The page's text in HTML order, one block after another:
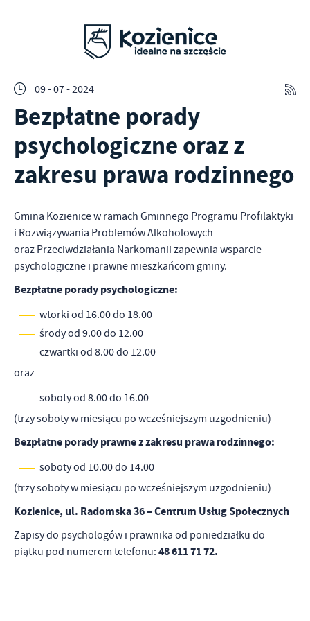
09 - 07 - 2024
Bezpłatne porady
psychologiczne oraz z
zakresu prawa rodzinnego
Gmina Kozienice w ramach Gminnego Programu Profilaktyki
i Rozwiązywania Problemów Alkoholowych
oraz Przeciwdziałania Narkomanii zapewnia wsparcie
psychologiczne i prawne mieszkańcom gminy.
Bezpłatne porady psychologiczne:
wtorki od 16.00 do 18.00
środy od 9.00 do 12.00
czwartki od 8.00 do 12.00
oraz
soboty od 8.00 do 16.00
(trzy soboty w miesiącu po wcześniejszym uzgodnieniu)
Bezpłatne porady prawne z zakresu prawa rodzinnego:
soboty od 10.00 do 14.00
(trzy soboty w miesiącu po wcześniejszym uzgodnieniu)
Kozienice, ul. Radomska 36 – Centrum Usług Społecznych
Zapisy do psychologów i prawnika od poniedziałku do
piątku pod numerem telefonu: 48 611 71 72.